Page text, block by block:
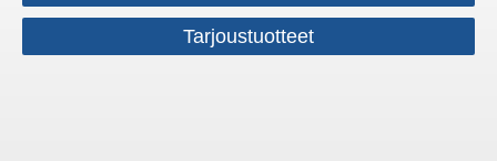
Tarjoustuotteet